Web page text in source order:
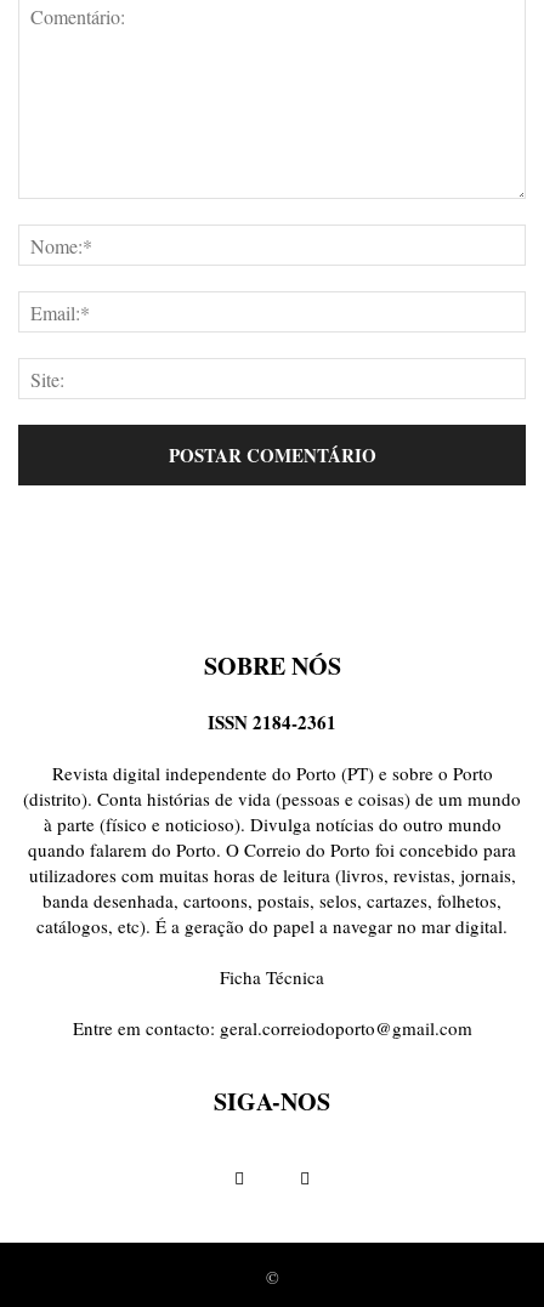
SOBRE NÓS
ISSN 2184-2361
Revista digital independente do Porto (PT) e sobre o Porto
(distrito). Conta histórias de vida (pessoas e coisas) de um mundo
à parte (físico e noticioso). Divulga notícias do outro mundo
quando falarem do Porto. O Correio do Porto foi concebido para
utilizadores com muitas horas de leitura (livros, revistas, jornais,
banda desenhada, cartoons, postais, selos, cartazes, folhetos,
catálogos, etc). É a geração do papel a navegar no mar digital.
Ficha Técnica
Entre em contacto: geral.correiodoporto@gmail.com
SIGA-NOS
©